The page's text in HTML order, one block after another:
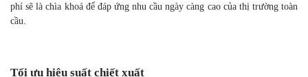
cạnh tranh. Sự kết hợp giữa đổi mới công nghệ, đa dạng hoá sản
phẩm và tối ưu hoá chi phí sẽ là chìa khoá để đáp ứng nhu cầu ngày